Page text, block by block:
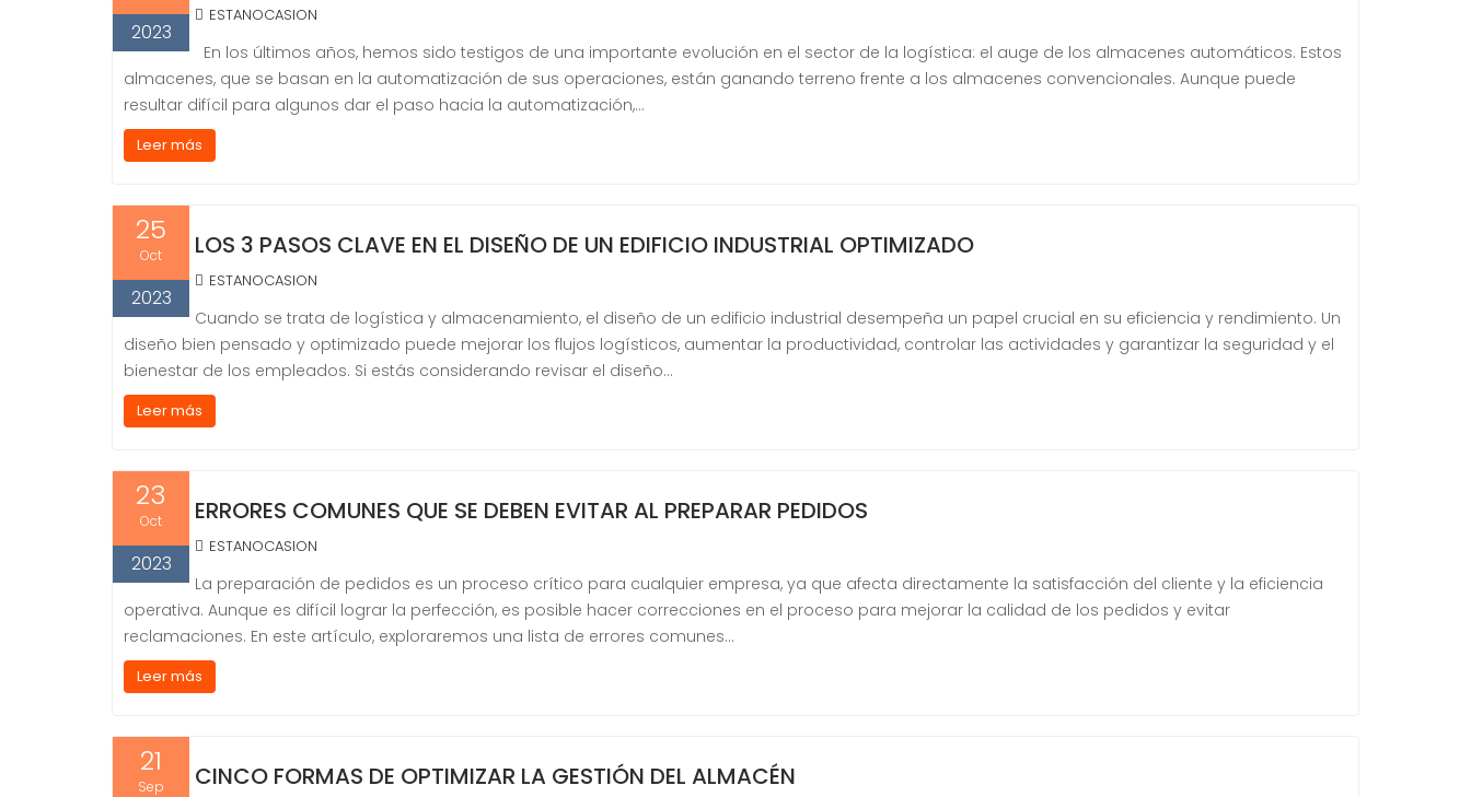
2023
ESTANOCASION
En los últimos años, hemos sido testigos de una importante evolución en el sector de la logística: el auge de los almacenes automáticos. Estos
almacenes, que se basan en la automatización de sus operaciones, están ganando terreno frente a los almacenes convencionales. Aunque puede
resultar difícil para algunos dar el paso hacia la automatización,…
Leer más
25
Oct
2023
LOS 3 PASOS CLAVE EN EL DISEÑO DE UN EDIFICIO INDUSTRIAL OPTIMIZADO
ESTANOCASION
Cuando se trata de logística y almacenamiento, el diseño de un edificio industrial desempeña un papel crucial en su eficiencia y rendimiento. Un
diseño bien pensado y optimizado puede mejorar los flujos logísticos, aumentar la productividad, controlar las actividades y garantizar la seguridad y el
bienestar de los empleados. Si estás considerando revisar el diseño…
Leer más
23
Oct
2023
ERRORES COMUNES QUE SE DEBEN EVITAR AL PREPARAR PEDIDOS
ESTANOCASION
La preparación de pedidos es un proceso crítico para cualquier empresa, ya que afecta directamente la satisfacción del cliente y la eficiencia
operativa. Aunque es difícil lograr la perfección, es posible hacer correcciones en el proceso para mejorar la calidad de los pedidos y evitar
reclamaciones. En este artículo, exploraremos una lista de errores comunes…
Leer más
21
Sep CINCO FORMAS DE OPTIMIZAR LA GESTIÓN DEL ALMACÉN